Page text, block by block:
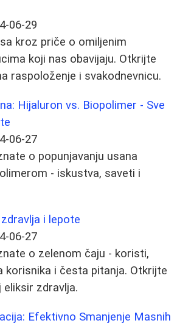
06-29
kroz priče o omiljenim
koji nas obavijaju. Otkrijte
raspoloženje i svakodnevnicu.
Hijaluron vs. Biopolimer - Sve
06-27
o popunjavanju usana
- iskustva, saveti i
i lepote
06-27
o zelenom čaju - koristi,
korisnika i česta pitanja. Otkrijte
zdravlja.
Efektivno Smanjenje Masnih